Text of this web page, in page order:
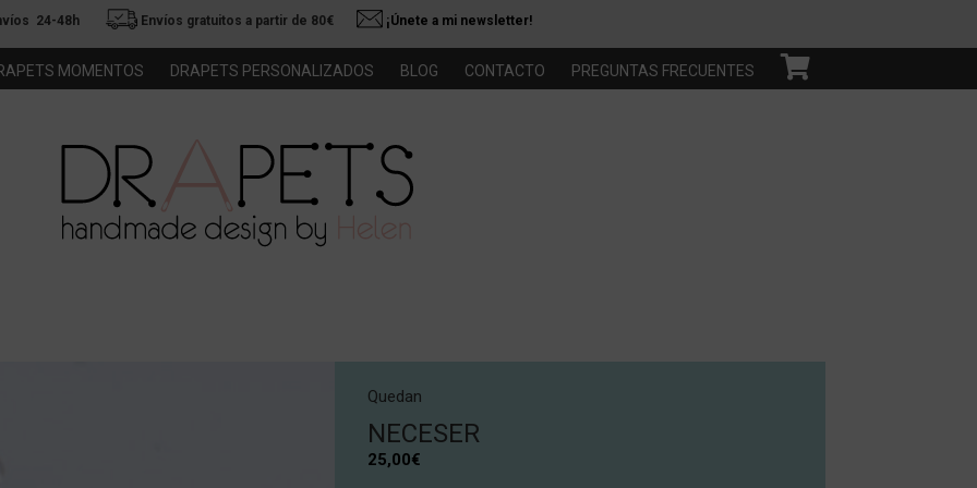
24-48h Envíos gratuitos a partir de 80€ ¡Únete a mi newsletter!
MOMENTOS DRAPETS PERSONALIZADOS BLOG CONTACTO PREGUNTAS FRECUENTES
Quedan
NECESER
25,00€